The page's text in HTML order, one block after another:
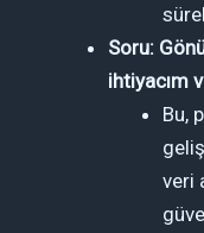
Soru:
ihtiyacım
Bu,
veri